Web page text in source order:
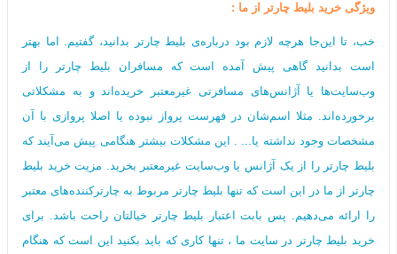
ویژگی خرید‌ بلیط چارتر از ما :
خب، تا این‌جا هرچه لازم بود درباره‌ی بلیط چارتر بدانید، گفتیم. اما بهتر
است بدانید گاهی پیش آمده است که مسافران بلیط چارتر را از
وب‌سایت‌ها یا آژانس‌های مسافرتی غیرمعتبر خریده‌اند و به مشکلاتی
برخورده‌اند. مثلا اسم‌شان در فهرست پرواز نبوده یا اصلا پروازی با آن
مشخصات وجود نداشته یا... . این مشکلات بیشتر هنگامی پیش می‌آیند که
بلیط چارتر را از یک آژانس یا وب‌سایت غیرمعتبر بخرید. مزیت خرید بلیط
چارتر از ما در این است که تنها بلیط چارتر مربوط به چارترکننده‌های معتبر
را ارائه می‌دهیم. پس بابت اعتبار بلیط چارتر خیالتان راحت باشد. برای
خرید بلیط چارتر در سایت ما ، تنها کاری که باید بکنید این است که هنگام